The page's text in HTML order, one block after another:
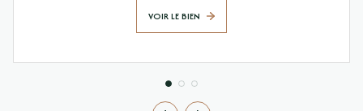
VOIR LE BIEN